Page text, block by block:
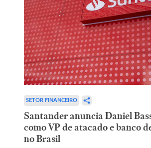
SETOR FINANCEIRO
Santander anuncia Daniel
como VP de atacado e banco
no Brasil